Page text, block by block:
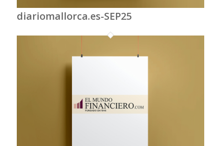
diariomallorca.es-SEP25